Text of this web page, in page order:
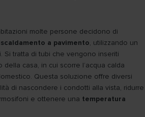
molte persone decidono di
a pavimento, utilizzando un
Si tratta di tubi che vengono inseriti
della casa, in cui scorre l’acqua calda
Questa soluzione offre diversi
di nascondere i condotti alla vista, ridurre
e ottenere una temperatura